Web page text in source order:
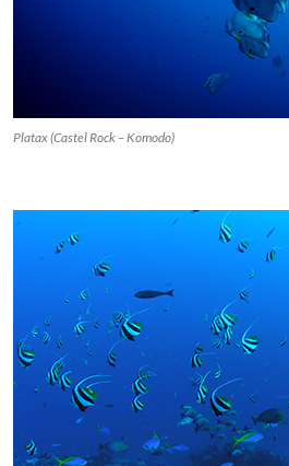
Platax (Castel Rock – Komodo)